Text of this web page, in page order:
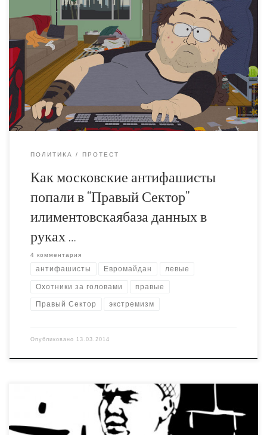
Группа виртуальных бойцов "Охотники за головами",
которая раньше специализировалась на охоте на
воображаемых педофилов, теперь переключилась на
воображаемых бандеровцев из "Правого Сектора".
Можно было бы посмеяться по этому поводу, но во
всей истории есть одна не смешная и даже немного
пугающая деталь: в руках патриотических интернет-
фриков оказалась база данных "экстремистов" вместе с
фотографиями.
ПОЛИТИКА ПРОТЕСТ
Как московские антифашисты
попали в “Правый Сектор”
илиментовскаябаза данных в
руках …
4 комментария
антифашисты Евромайдан левые
Охотники за головами правые
Правый Сектор экстремизм
Опубликовано 13.03.2014